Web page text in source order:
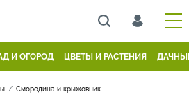
И ОГОРОД ЦВЕТЫ И РАСТЕНИЯ
Смородина и крыжовник